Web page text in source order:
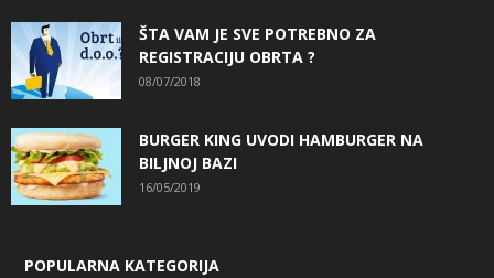
ŠTA VAM JE SVE POTREBNO ZA
REGISTRACIJU OBRTA ?
08/07/2018
BURGER KING UVODI HAMBURGER NA
BILJNOJ BAZI
16/05/2019
POPULARNA KATEGORIJA